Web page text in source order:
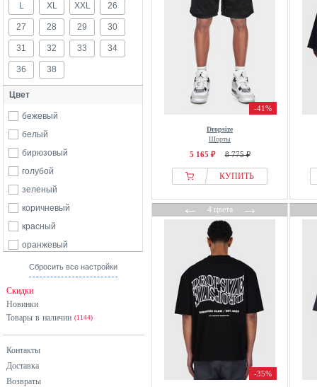
L XL XXL 26
27 28 29 30
31 32 33 34
36 38
Цвет
бежевый
белый
бирюзовый
голубой
зеленый
коричневый
красный
оранжевый
розовый
синий
фиолетовый
хаки
Сбросить все настройки
Скидки
Новинки
Товары в наличии (1144)
Контакты
Доставка
Возвраты
-41%
Dropsize
Шорты
5 165 ₽ 8 775 ₽
КУПИТЬ
←4 цвета→
-35%